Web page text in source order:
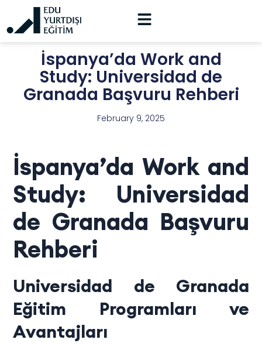
İspanya’da Work and
Study: Universidad de
Granada Başvuru Rehberi
February 9, 2025
İspanya’da Work and
Study: Universidad
de Granada Başvuru
Rehberi
Universidad de Granada
Eğitim Programları ve
Avantajları